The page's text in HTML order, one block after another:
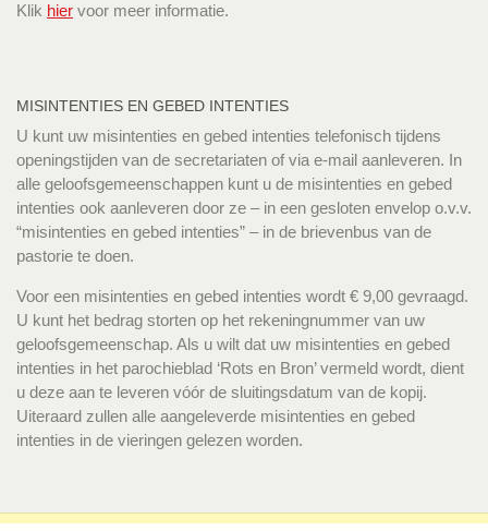
Klik hier voor meer informatie.
MISINTENTIES EN GEBED INTENTIES
U kunt uw misintenties en gebed intenties telefonisch tijdens
openingstijden van de secretariaten of via e-mail aanleveren. In
alle geloofsgemeenschappen kunt u de misintenties en gebed
intenties ook aanleveren door ze – in een gesloten envelop o.v.v.
“misintenties en gebed intenties” – in de brievenbus van de
pastorie te doen.
Voor een misintenties en gebed intenties wordt € 9,00 gevraagd.
U kunt het bedrag storten op het rekeningnummer van uw
geloofsgemeenschap. Als u wilt dat uw misintenties en gebed
intenties in het parochieblad ‘Rots en Bron’ vermeld wordt, dient
u deze aan te leveren vóór de sluitingsdatum van de kopij.
Uiteraard zullen alle aangeleverde misintenties en gebed
intenties in de vieringen gelezen worden.